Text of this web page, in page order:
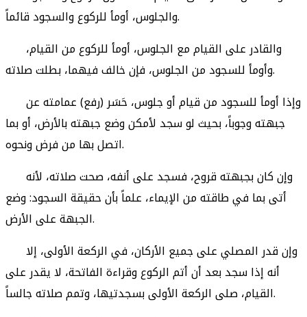
والجلوس، أومأ للركوع والسجود قائماً.
وأومأ للسجود من الجلوس، فإن خالف فيهما، بطلت صلاته.
جبهته وجوباً، بحيث لو سجد لأمكن وضع جبهته بالأرض، أو بما
اتصل بها من فرض ونحوه.
أتى بما في طاقته من الإيماء، علماً بأن حقيقة السجود: وضع
الجبهة على الأرض.
أنه إذا سجد بعد أن أتم الركوع وقراءة الفاتحة، لا يقدر على
القيام، صلى الركعة الأولى بسجدتيها، وتمم صلاته جالساً.